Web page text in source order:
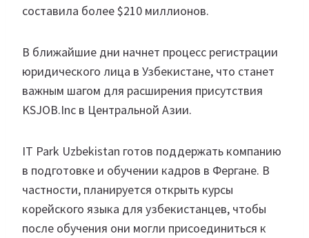
составила более $210 миллионов.
В ближайшие дни начнет процесс регистрации
юридического лица в Узбекистане, что станет
важным шагом для расширения присутствия
KSJOB.Inc в Центральной Азии.
IT Park Uzbekistan готов поддержать компанию
в подготовке и обучении кадров в Фергане. В
частности, планируется открыть курсы
корейского языка для узбекистанцев, чтобы
после обучения они могли присоединиться к